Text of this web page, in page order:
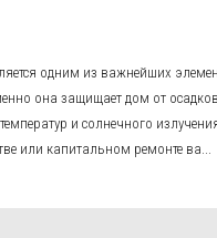
одним из важнейших
она защищает дом от
и солнечного
или капитальном ремонте ва...